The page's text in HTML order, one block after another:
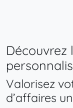
Valorisez
d’affaires